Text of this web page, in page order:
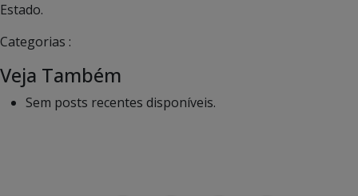
Estado.
Categorias :
Veja Também
Sem posts recentes disponíveis.